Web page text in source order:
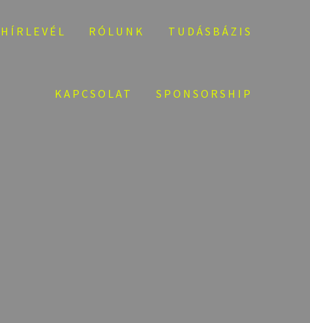
HÍRLEVÉL RÓLUNK TUDÁSBÁZIS
KAPCSOLAT SPONSORSHIP